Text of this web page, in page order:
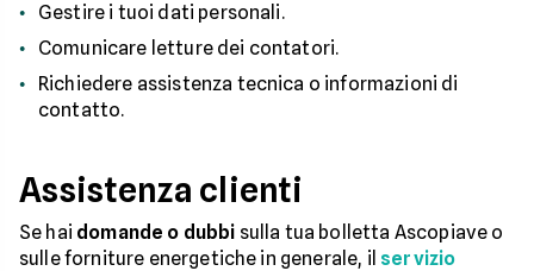
Gestire i tuoi dati personali.
Comunicare letture dei contatori.
Richiedere assistenza tecnica o informazioni di
contatto.
Assistenza clienti
Se hai domande o dubbi sulla tua bolletta Ascopiave o
sulle forniture energetiche in generale, il servizio